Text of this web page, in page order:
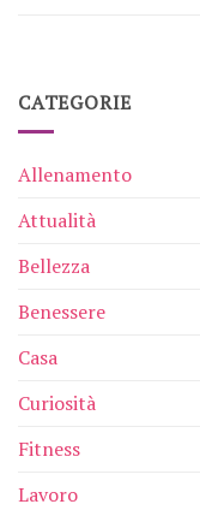
CATEGORIE
Allenamento
Attualità
Bellezza
Benessere
Casa
Curiosità
Fitness
Lavoro